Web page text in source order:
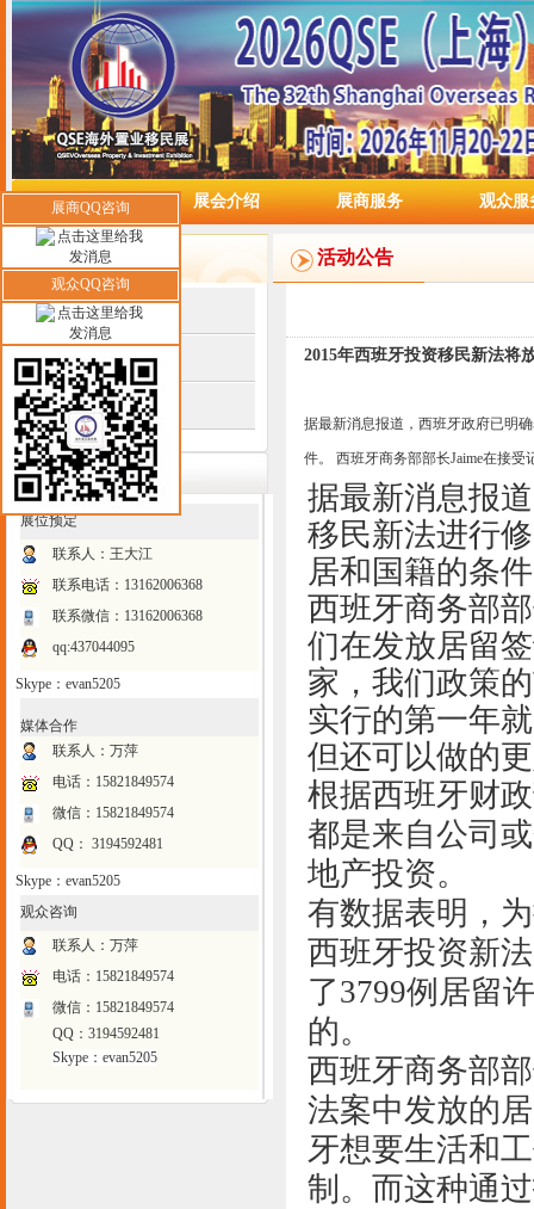
展商QQ咨询
观众QQ咨询
网站首页 展会介绍 展商服务 观众服
媒体中心
平面媒体
电视媒体
网络媒体
联系我们
展位预定
联系人：王大江
联系电话： 13162006368
联系微信：13162006368
qq:437044095
Skype：evan5205
媒体合作
联系人：万萍
电话：15821849574
微信：15821849574
QQ： 3194592481
Skype：evan5205
观众咨询
联系人：万萍
电话：15821849574
微信：15821849574
QQ：3194592481
Skype：evan5205
活动公告
2015年西班牙投资移民新法将
据最新消息报道，西班牙政府已明
件。 西班牙商务部部长Jaime在接受
据最新消息报
移民新法进行
居和国籍的条
西班牙商务部
们在发放居留
家，我们政策
实行的第一年
但还可以做的
根据西班牙财
都是来自公司
地产投资。
有数据表明，
西班牙投资新
了3799例居留
的。
西班牙商务部
法案中发放的
牙想要生活和
制。而这种通